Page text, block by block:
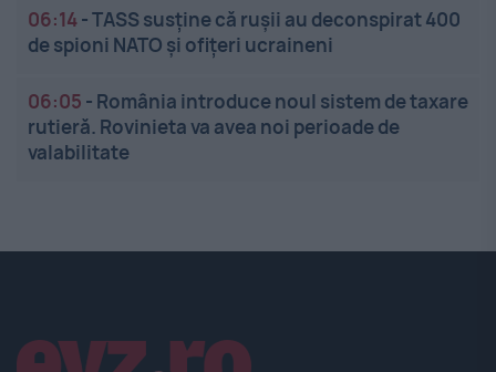
06:14-TASS susține că rușii au deconspirat 400
de spioni NATO și ofițeri ucraineni
06:05 - România introduce noul sistem de taxare
rutieră. Rovinieta va avea noi perioade de
valabilitate
Linkuri utile